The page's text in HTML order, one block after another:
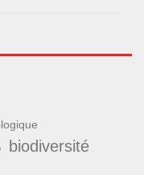
biodiversité